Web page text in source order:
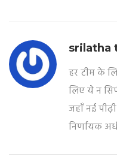
srilatha
हर टीम के
लिए ये न
जहाँ नई
निर्णायक